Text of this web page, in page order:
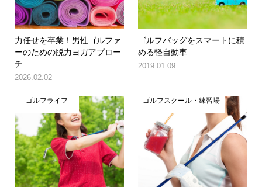
力任せを卒業！男性ゴルファ
ーのための脱力ヨガアプロー
チ
2026.02.02
ゴルフバッグをスマートに積
める軽自動車
2019.01.09
ゴルフライフ ゴルフスクール・練習場